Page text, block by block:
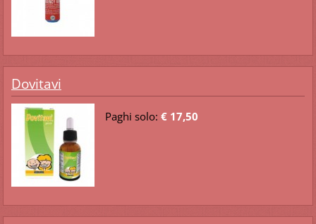
Dovitavi
Paghi solo: € 17,50